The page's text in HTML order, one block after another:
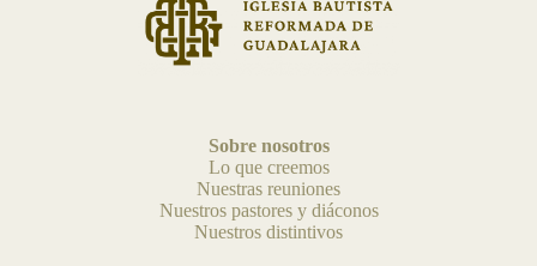
Sobre nosotros
Lo que creemos
Nuestras reuniones
Nuestros pastores y diáconos
Nuestros distintivos